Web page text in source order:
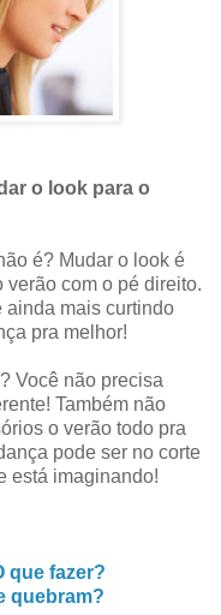
o look para o
é? Mudar o look é
verão com o pé direito.
ainda mais curtindo
pra melhor!
Você não precisa
Também não
o verão todo pra
pode ser no corte
está imaginando!
que fazer?
quebram?